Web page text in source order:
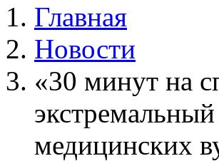
Главная
Новости
«30 минут на
медицинских